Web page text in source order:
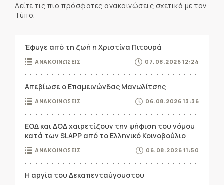
Δείτε τις πιο πρόσφατες ανακοινώσεις σχετικά με τον
Τύπο.
Έφυγε από τη ζωή η Χριστίνα Πιτουρά
ΑΝΑΚΟΙΝΩΣΕΙΣ 07.08.2026 12:24
Απεβίωσε ο Επαμεινώνδας Μανωλίτσης
ΑΝΑΚΟΙΝΩΣΕΙΣ 06.08.2026 13:36
ΕΟΔ και ΔΟΔ χαιρετίζουν την ψήφιση του νόμου
κατά των SLAPP από το Ελληνικό Κοινοβούλιο
ΑΝΑΚΟΙΝΩΣΕΙΣ 06.08.2026 11:50
Η αργία του Δεκαπενταύγουστου